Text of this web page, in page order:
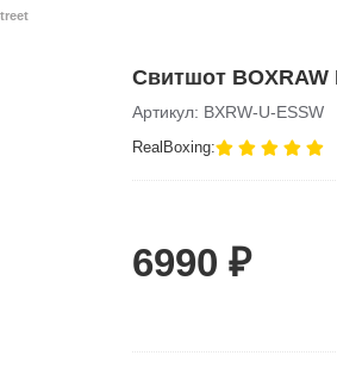
Свитшот BOXRAW
Артикул: BXRW-U-ESSW
RealBoxing:
6990 ₽